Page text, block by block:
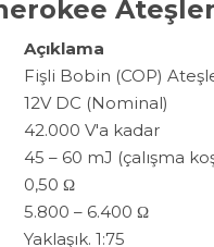
Açıklama
Fişli Bobin (COP)
12V DC (Nominal)
42.000 V'a kadar
45 – 60 mJ (çalışma
0,50 Ω
5.800 – 6.400 Ω
Yaklaşık. 1:75